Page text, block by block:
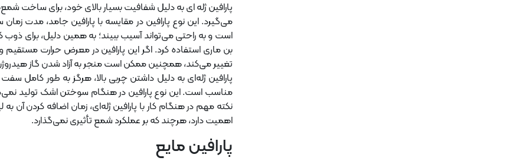
پارافین ژله ‌ای به دلیل شفافیت بسیار بالای خود، برای ساخت
می‌گیرد. این نوع پارافین در مقایسه با پارافین جامد، مدت
است و به راحتی می‌تواند آسیب ببیند؛ به همین دلیل، برای ذوب
بن ماری استفاده کرد. اگر این پارافین در معرض حرارت مستقیم و
تغییر می‌کند، همچنین ممکن است منجر به آزاد شدن گاز
پارافین ژله‌ای به دلیل داشتن چربی بالا، هرگز به طور کامل
مناسب است. این نوع پارافین در هنگام سوختن اشک تولید
نکته مهم در هنگام کار با پارافین ژله‌ای، زمان اضافه کردن آن
اهمیت دارد، هرچند که بر عملکرد شمع تأثیری نمی‌گذارد.
پارافین مایع